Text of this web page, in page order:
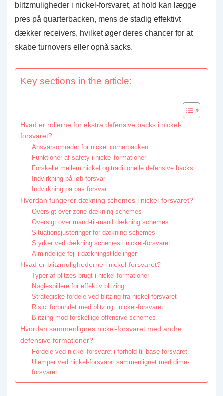
blitzmuligheder i nickel-forsvaret, at hold kan lægge
pres på quarterbacken, mens de stadig effektivt
dækker receivers, hvilket øger deres chancer for at
skabe turnovers eller opnå sacks.
Key sections in the article:
Hvad er rollerne for ekstra defensive backs i nickel-
forsvaret?
Ansvarsområder for nickel cornerbacken
Funktioner af safety i nickel formationer
Forskelle mellem nickel og traditionelle defensive backs
Indvirkning på løb forsvar
Indvirkning på pas forsvar
Hvordan fungerer dækning schemes i nickel-forsvaret?
Oversigt over zone dækning schemes
Oversigt over mand-til-mand dækning schemes
Situationsjusteringer for dækning schemes
Styrker ved dækning schemes i nickel-forsvaret
Almindelige fejl i dækningstildelinger
Hvad er blitzmulighederne i nickel-forsvaret?
Typer af blitzes brugt i nickel formationer
Nøglespillere for effektiv blitzing
Strategiske fordele ved blitzing fra nickel-forsvaret
Risici forbundet med blitzing i nickel-forsvaret
Blitzing mod forskellige offensive schemes
Hvordan sammenlignes nickel-forsvaret med andre
defensive formationer?
Fordele ved nickel-forsvaret i forhold til base-forsvaret
Ulemper ved nickel-forsvaret sammenlignet med dime-
forsvaret